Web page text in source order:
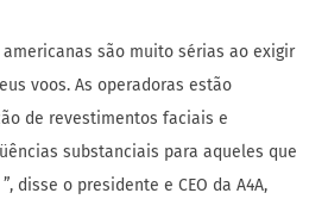
americanas são muito sérias ao exigir
voos. As operadoras estão
de revestimentos faciais e
substanciais para aqueles que
disse o presidente e CEO da A4A,